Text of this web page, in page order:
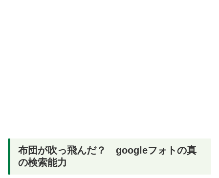
布団が吹っ飛んだ？ googleフォトの真
の検索能力